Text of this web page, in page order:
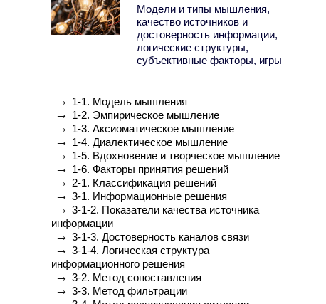
Модели и типы мышления,
качество источников и
достоверность информации,
логические структуры,
субъективные факторы, игры
→ 1-1. Модель мышления
→ 1-2. Эмпирическое мышление
→ 1-3. Аксиоматическое мышление
→ 1-4. Диалектическое мышление
→ 1-5. Вдохновение и творческое мышление
→ 1-6. Факторы принятия решений
→ 2-1. Классификация решений
→ 3-1. Информационные решения
→ 3-1-2. Показатели качества источника
информации
→ 3-1-3. Достоверность каналов связи
→ 3-1-4. Логическая структура
информационного решения
→ 3-2. Метод сопоставления
→ 3-3. Метод фильтрации